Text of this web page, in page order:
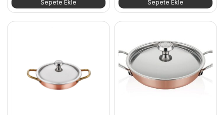
Sepete Ekle Sepete Ekle